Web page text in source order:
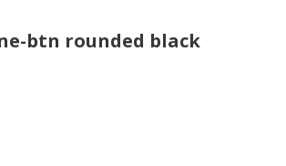
btn rounded black